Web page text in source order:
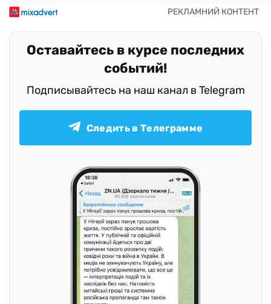
Оставайтесь в курсе последних
событий!
Подписывайтесь на наш канал в Telegram
Следить в Телеграмме